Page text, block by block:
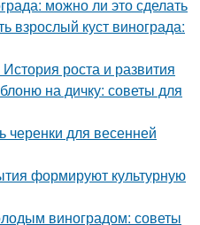
можно ли это сделать
взрослый куст винограда:
роста и развития
на дичку: советы для
черенки для весенней
формируют культурную
виноградом: советы